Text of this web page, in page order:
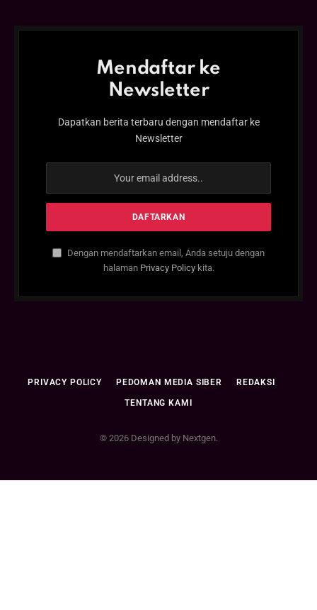
Mendaftar ke
Newsletter
Dapatkan berita terbaru dengan mendaftar ke
Newsletter
Dengan mendaftarkan email, Anda setuju dengan
halaman Privacy Policykita.
PRIVACY POLICY PEDOMAN MEDIA SIBER REDAKSI
TENTANG KAMI
© 2026 Designed by Nextgen.